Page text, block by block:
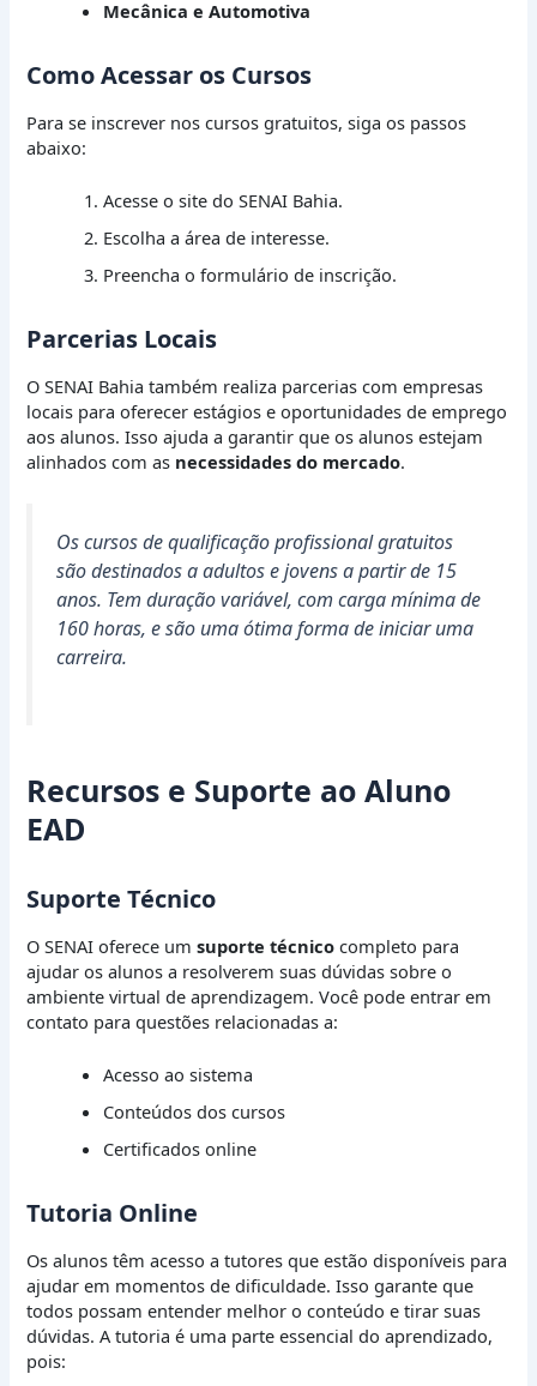
Mecânica e Automotiva
Como Acessar os Cursos
Para se inscrever nos cursos gratuitos, siga os passos
abaixo:
Acesse o site do SENAI Bahia.
Escolha a área de interesse.
Preencha o formulário de inscrição.
Parcerias Locais
O SENAI Bahia também realiza parcerias com empresas
locais para oferecer estágios e oportunidades de emprego
aos alunos. Isso ajuda a garantir que os alunos estejam
alinhados com as necessidades do mercado.
Os cursos de qualificação profissional gratuitos
são destinados a adultos e jovens a partir de 15
anos. Tem duração variável, com carga mínima de
160 horas, e são uma ótima forma de iniciar uma
carreira.
Recursos e Suporte ao Aluno
EAD
Suporte Técnico
O SENAI oferece umsuporte técnico completo para
ajudar os alunos a resolverem suas dúvidas sobre o
ambiente virtual de aprendizagem. Você pode entrar em
contato para questões relacionadas a:
Acesso ao sistema
Conteúdos dos cursos
Certificados online
Tutoria Online
Os alunos têm acesso a tutores que estão disponíveis para
ajudar em momentos de dificuldade. Isso garante que
todos possam entender melhor o conteúdo e tirar suas
dúvidas. A tutoria é uma parte essencial do aprendizado,
pois: